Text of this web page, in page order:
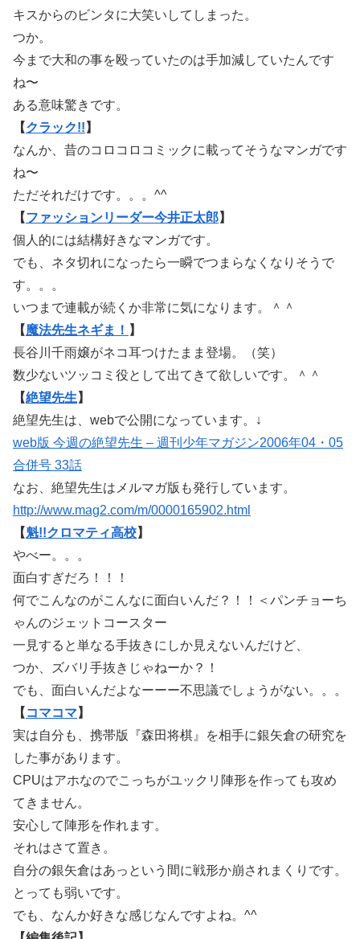
キスからのビンタに大笑いしてしまった。
つか。
今まで大和の事を殴っていたのは手加減していたんです
ね〜
ある意味驚きです。
【クラック!! 】
なんか、昔のコロコロコミックに載ってそうなマンガです
ね〜
ただそれだけです。。。^^ゞ
【ファッションリーダー今井正太郎】
個人的には結構好きなマンガです。
でも、ネタ切れになったら一瞬でつまらなくなりそうで
す。。。
いつまで連載が続くか非常に気になります。＾＾
【魔法先生ネギま！ 】
長谷川千雨嬢がネコ耳つけたまま登場。（笑）
数少ないツッコミ役として出てきて欲しいです。＾＾
【絶望先生 】
絶望先生は、webで公開になっています。↓
web版 今週の絶望先生 – 週刊少年マガジン2006年04・05
合併号 33話
なお、絶望先生はメルマガ版も発行しています。
http://www.mag2.com/m/0000165902.html
【魁!!クロマティ高校】
やべー。。。
面白すぎだろ！！！
何でこんなのがこんなに面白いんだ？！！＜パンチョーち
ゃんのジェットコースター
一見すると単なる手抜きにしか見えないんだけど、
つか、ズバリ手抜きじゃねーか？！
でも、面白いんだよなーーー不思議でしょうがない。。。
【 コマコマ 】
実は自分も、携帯版『森田将棋』を相手に銀矢倉の研究を
した事があります。
CPUはアホなのでこっちがユックリ陣形を作っても攻め
てきません。
安心して陣形を作れます。
それはさて置き。
自分の銀矢倉はあっという間に戦形か崩されまくりです。
とっても弱いです。
でも、なんか好きな感じなんですよね。^^